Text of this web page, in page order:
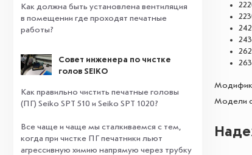
Как должна быть установлена вентиляция
в помещении где проходят печатные
работы?
Совет инженера по чистке
голов SEIKO
Как правильно чистить печатные головы
(ПГ) Seiko SPT 510 и Seiko SPT 1020?
Все чаще и чаще мы сталкиваемся с тем,
когда при чистке ПГ печатники льют
агрессивную химию напрямую через трубку
Модели